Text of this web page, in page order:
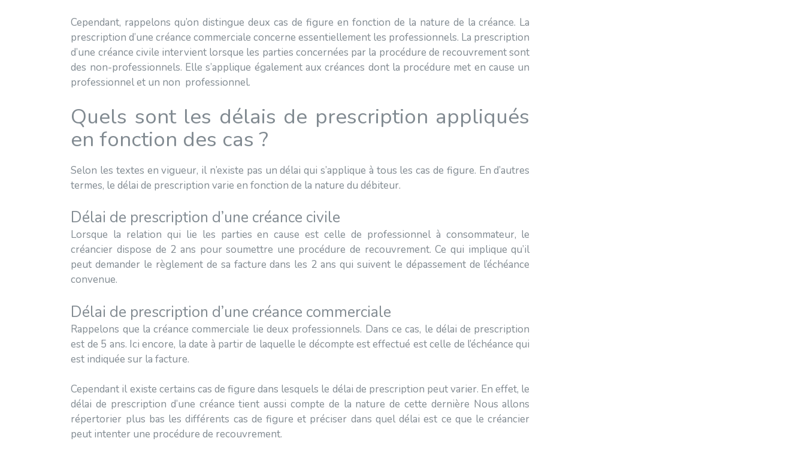
Cependant, rappelons qu’on distingue deux cas de figure en fonction de la nature de la créance. La
prescription d’une créance commerciale concerne essentiellement les professionnels. La prescription
d’une créance civile intervient lorsque les parties concernées par la procédure de recouvrement sont
des non-professionnels. Elle s’applique également aux créances dont la procédure met en cause un
professionnel et un non professionnel.
Quels sont les délais de prescription appliqués
en fonction des cas ?
Selon les textes en vigueur, il n’existe pas un délai qui s’applique à tous les cas de figure. En d’autres
termes, le délai de prescription varie en fonction de la nature du débiteur.
Délai de prescription d’une créance civile
Lorsque la relation qui lie les parties en cause est celle de professionnel à consommateur, le
créancier dispose de 2 ans pour soumettre une procédure de recouvrement. Ce qui implique qu’il
peut demander le règlement de sa facture dans les 2 ans qui suivent le dépassement de l’échéance
convenue.
Délai de prescription d’une créance commerciale
Rappelons que la créance commerciale lie deux professionnels. Dans ce cas, le délai de prescription
est de 5 ans. Ici encore, la date à partir de laquelle le décompte est effectué est celle de l’échéance qui
est indiquée sur la facture.
Cependant il existe certains cas de figure dans lesquels le délai de prescription peut varier. En effet, le
délai de prescription d’une créance tient aussi compte de la nature de cette dernière Nous allons
répertorier plus bas les différents cas de figure et préciser dans quel délai est ce que le créancier
peut intenter une procédure de recouvrement.